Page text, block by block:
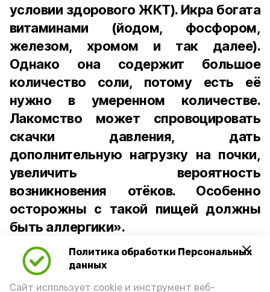
Политика обработки Персональных
данных
Сайт использует cookie и инструмент веб-
условии здорового ЖКТ). Икра богата
витаминами (йодом, фосфором,
железом, хромом и так далее).
Однако она содержит большое
количество соли, потому есть её
нужно в умеренном количестве.
Лакомство может спровоцировать
скачки давления, дать
дополнительную нагрузку на почки,
увеличить вероятность
возникновения отёков. Особенно
осторожны с такой пищей должны
быть аллергики».
Для взрослого человека безопасной
порцией икры считается 30-50 граммов
(2-3 ложки). При этом следует обратить